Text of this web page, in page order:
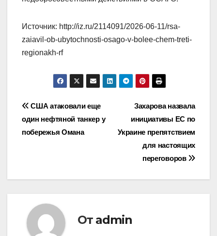
Источник: http://iz.ru/2114091/2026-06-11/rsa-
zaiavil-ob-ubytochnosti-osago-v-bolee-chem-treti-
regionakh-rf
Навигация
по
Захарова назвала
инициативы ЕС по
Украине препятствием
для настоящих
переговоров
США атаковали еще
один нефтяной танкер у
побережья Омана
От admin